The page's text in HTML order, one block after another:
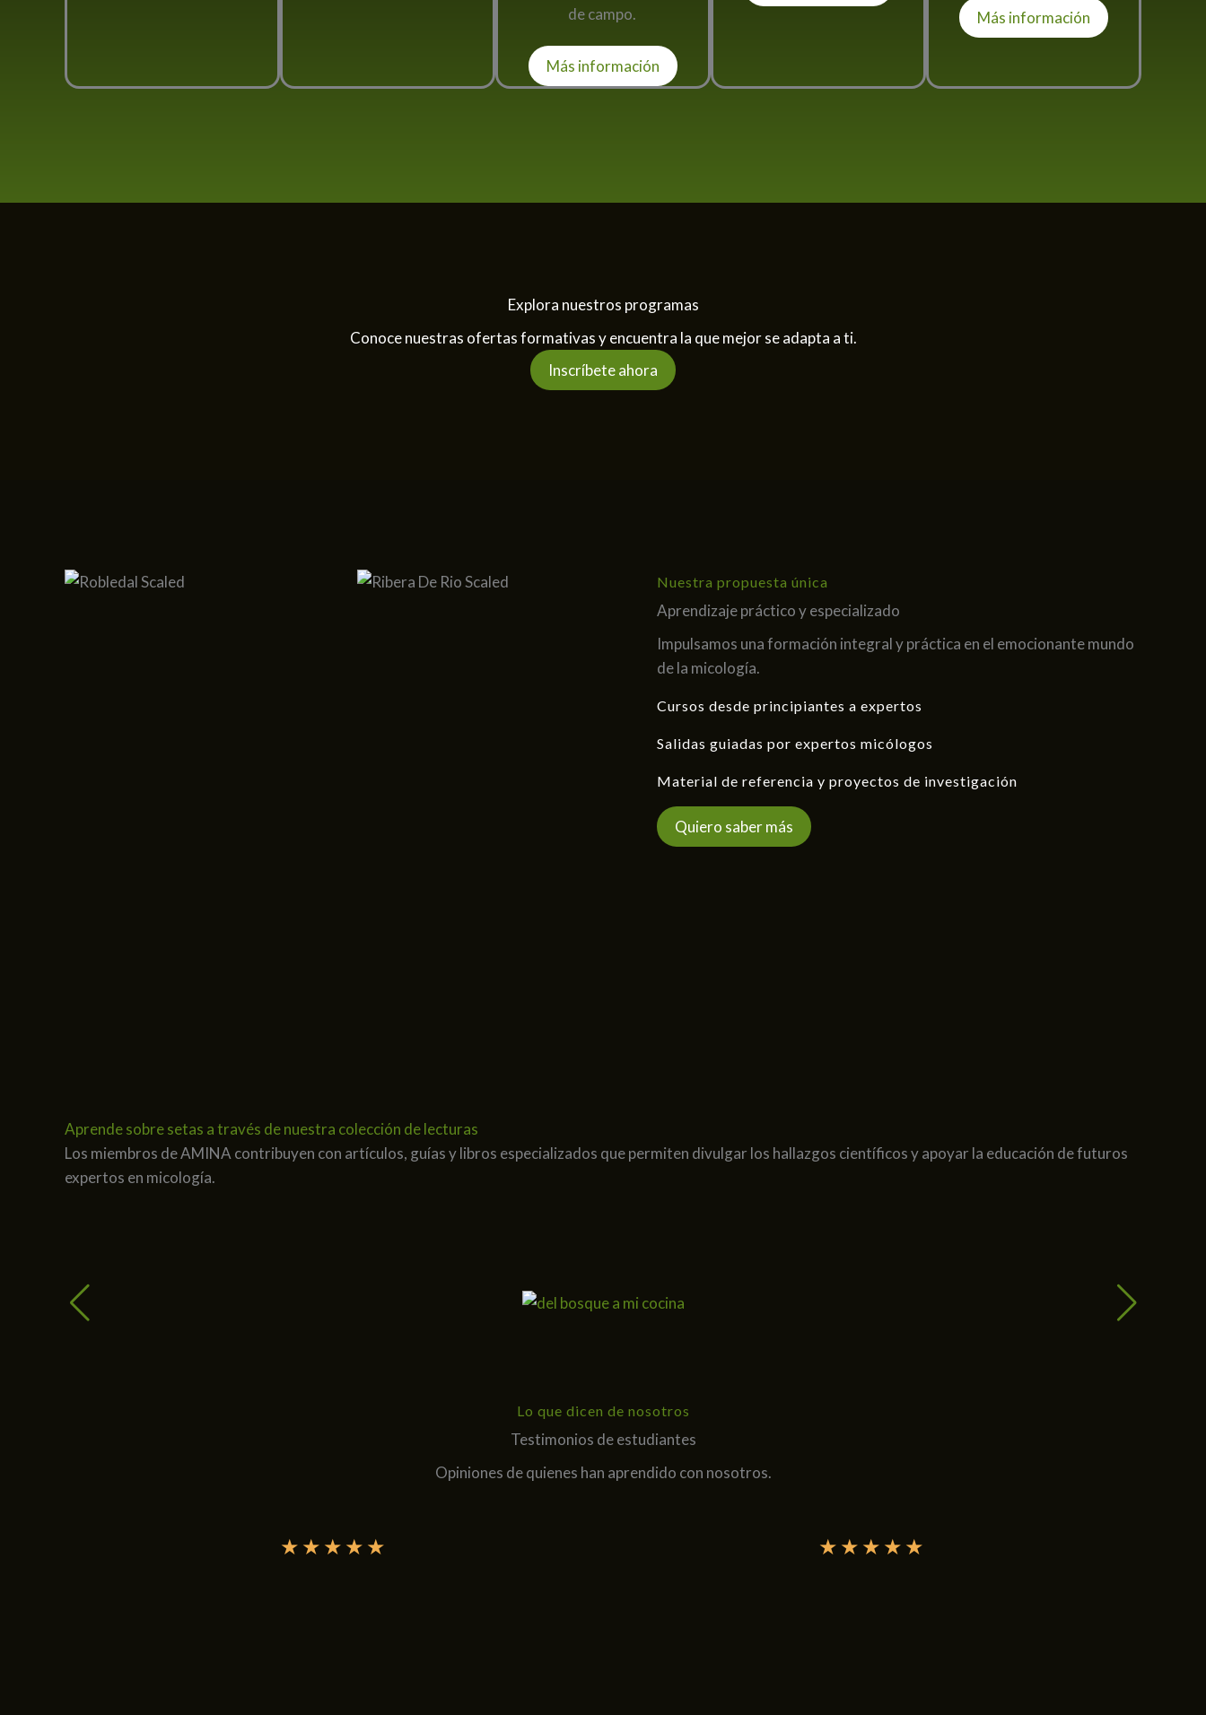
de campo.
Más información
Más información
Explora nuestros programas
Conoce nuestras ofertas formativas y encuentra la que mejor se adapta a ti.
Inscríbete ahora
Nuestra propuesta única
Aprendizaje práctico y especializado
Impulsamos una formación integral y práctica en el emocionante mundo
de la micología.
Cursos desde principiantes a expertos
Salidas guiadas por expertos micólogos
Material de referencia y proyectos de investigación
Quiero saber más
Aprende sobre setas a través de nuestra colección de lecturas
Los miembros de AMINA contribuyen con artículos, guías y libros especializados que permiten divulgar los hallazgos científicos y apoyar la educación de futuros
expertos en micología.
Lo que dicen de nosotros
Testimonios de estudiantes
Opiniones de quienes han aprendido con nosotros.
★ ★ ★ ★ ★ ★ ★ ★ ★ ★